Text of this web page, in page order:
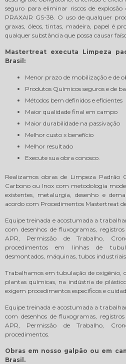
seguro para eliminar riscos de
PRAXAIR GS-38. O uso de qualquer
graxas, óleos, tintas, madeira, papel é
qualquer substância que possa causar
Mastertreat executa Limpeza
Brasil:
Menor prazo de mobilização e de
Produtos Químicos seguros e de
Métodos bem definidos e eficientes
Maior qualidade final em campo
Maior durabilidade na passivação
Melhor custo x benefício
Melhor resultado
Execute sua obra conosco.
Realizamos obras de Limpeza Padrão
Carbono ou Inox com metodologia
existentes, metalurgia, desenho e
acordo com Procedimentos Mastertreat
Equipe treinada e acostumada a
com desenhos de fluxogramas,
APR, Permissão de Trabalho,
procedimentos em linhas de
desmontados, máquinas, tubos
Trabalhamos em tubulação de oxigênio,
plantas químicas, na indústria de
exigem procedimentos específicos e
Equipe treinada e acostumada a
com desenhos de fluxogramas,
APR, Permissão de Trabalho,
procedimentos.
Obras em nosso galpão ou em
Brasil.